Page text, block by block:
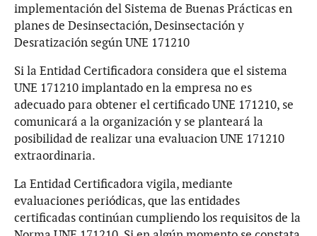
implementación del Sistema de Buenas Prácticas en
planes de Desinsectación, Desinsectación y
Desratización según UNE 171210
Si la Entidad Certificadora considera que el sistema
UNE 171210 implantado en la empresa no es
adecuado para obtener el certificado UNE 171210, se
comunicará a la organización y se planteará la
posibilidad de realizar una evaluacion UNE 171210
extraordinaria.
La Entidad Certificadora vigila, mediante
evaluaciones periódicas, que las entidades
certificadas continúan cumpliendo los requisitos de la